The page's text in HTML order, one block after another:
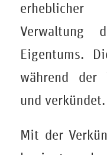
Verwaltung
Eigentums.
während der
und verkündet.
Mit der